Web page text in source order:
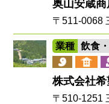
奥山安蔵
〒511-0068
業種 飲食
株式会社
〒510-1251